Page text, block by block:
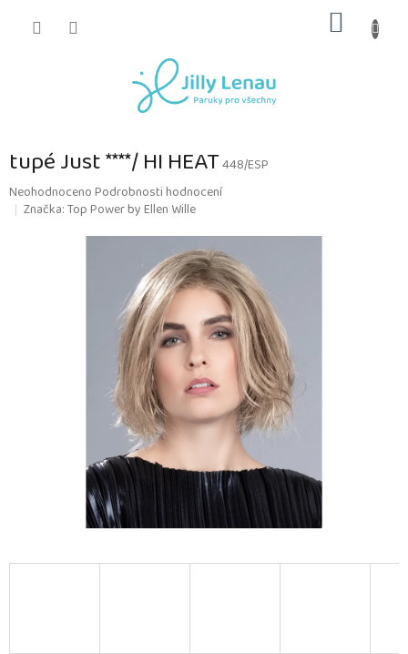
KOŠÍK
tupé Just ****/ HI HEAT448/ESP
Průměrné
hodnocení
NeohodnocenoPodrobnosti hodnocení
Značka:Top Power by Ellen Wille